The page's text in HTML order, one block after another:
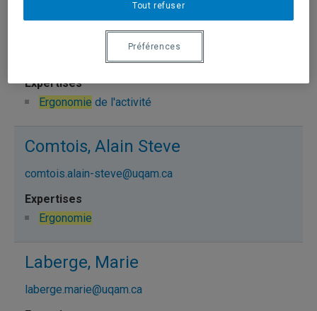
Chatigny, Céline
chatigny.celine@uqam.ca
Ergonomie de l'activité
Comtois, Alain Steve
comtois.alain-steve@uqam.ca
Ergonomie
Laberge, Marie
laberge.marie@uqam.ca
Tout refuser
Préférences